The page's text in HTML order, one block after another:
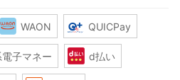
WAON QUICPay
子マネー d払い